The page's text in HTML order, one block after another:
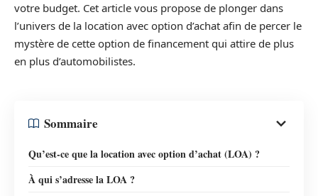
votre budget. Cet article vous propose de plonger dans
l’univers de la location avec option d’achat afin de percer le
mystère de cette option de financement qui attire de plus
en plus d’automobilistes.
Sommaire
Qu’est-ce que la location avec option d’achat (LOA) ?
À qui s’adresse la LOA ?